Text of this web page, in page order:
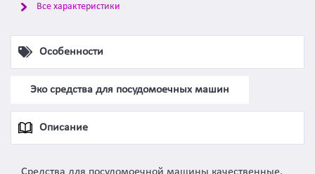
Все характеристики
Особенности
Эко средства для посудомоечных машин
Описание